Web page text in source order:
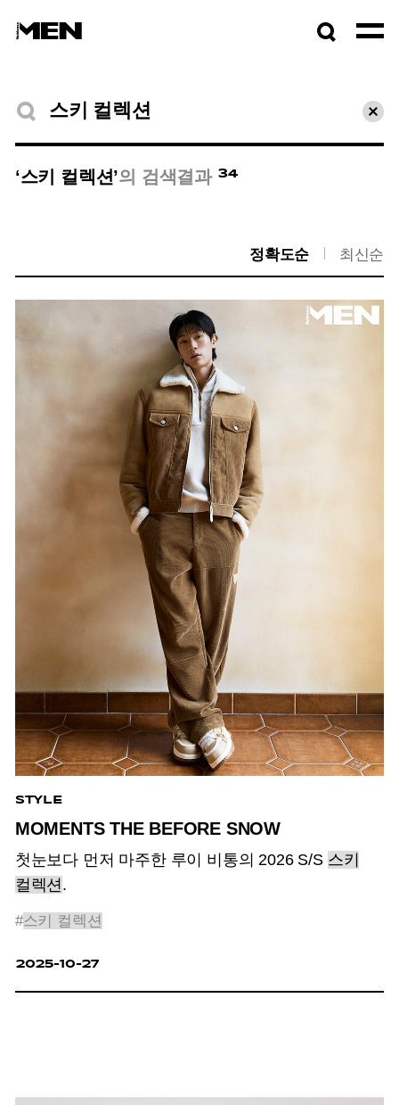
검색결과
초기
‘스키 컬렉션’의 검색결과 34
정확도순 최신순
STYLE
MOMENTS THE BEFORE SNOW
첫눈보다 먼저 마주한 루이 비통의 2026 S/S 스키
컬렉션 .
#스키 컬렉션
2025-10-27